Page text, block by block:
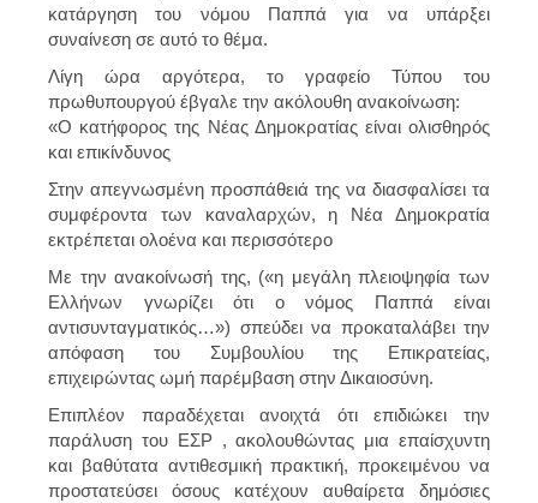
κατάργηση του νόμου Παππά για να υπάρξει
συναίνεση σε αυτό το θέμα.
Λίγη ώρα αργότερα, το γραφείο Τύπου του
πρωθυπουργού έβγαλε την ακόλουθη ανακοίνωση:
«Ο κατήφορος της Νέας Δημοκρατίας είναι ολισθηρός
και επικίνδυνος
Στην απεγνωσμένη προσπάθειά της να διασφαλίσει τα
συμφέροντα των καναλαρχών, η Νέα Δημοκρατία
εκτρέπεται ολοένα και περισσότερο
Με την ανακοίνωσή της, («η μεγάλη πλειοψηφία των
Ελλήνων γνωρίζει ότι ο νόμος Παππά είναι
αντισυνταγματικός…») σπεύδει να προκαταλάβει την
απόφαση του Συμβουλίου της Επικρατείας,
επιχειρώντας ωμή παρέμβαση στην Δικαιοσύνη.
Επιπλέον παραδέχεται ανοιχτά ότι επιδιώκει την
παράλυση του ΕΣΡ , ακολουθώντας μια επαίσχυντη
και βαθύτατα αντιθεσμική πρακτική, προκειμένου να
προστατεύσει όσους κατέχουν αυθαίρετα δημόσιες